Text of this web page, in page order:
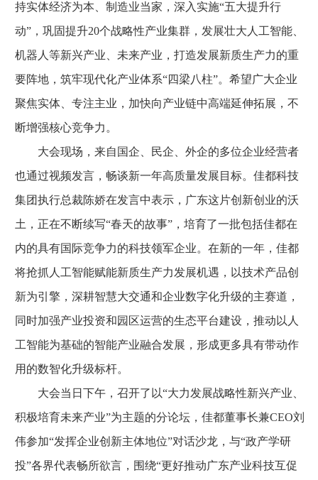
持实体经济为本、制造业当家，深入实施“五大提升行
动”，巩固提升20个战略性产业集群，发展壮大人工智能、
机器人等新兴产业、未来产业，打造发展新质生产力的重
要阵地，筑牢现代化产业体系“四梁八柱”。希望广大企业
聚焦实体、专注主业，加快向产业链中高端延伸拓展，不
断增强核心竞争力。
大会现场，来自国企、民企、外企的多位企业经营者
也通过视频发言，畅谈新一年高质量发展目标。佳都科技
集团执行总裁陈娇在发言中表示，广东这片创新创业的沃
土，正在不断续写“春天的故事”，培育了一批包括佳都在
内的具有国际竞争力的科技领军企业。在新的一年，佳都
将抢抓人工智能赋能新质生产力发展机遇，以技术产品创
新为引擎，深耕智慧大交通和企业数字化升级的主赛道，
同时加强产业投资和园区运营的生态平台建设，推动以人
工智能为基础的智能产业融合发展，形成更多具有带动作
用的数智化升级标杆。
大会当日下午，召开了以“大力发展战略性新兴产业、
积极培育未来产业”为主题的分论坛，佳都董事长兼CEO刘
伟参加“发挥企业创新主体地位”对话沙龙，与“政产学研
投”各界代表畅所欲言，围绕“更好推动广东产业科技互促